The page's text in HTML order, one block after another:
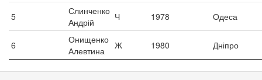
5
Слинченко
Андрій
Ч 1978 Одеса
6
Онищенко
Алевтина
Ж 1980 Дніпро